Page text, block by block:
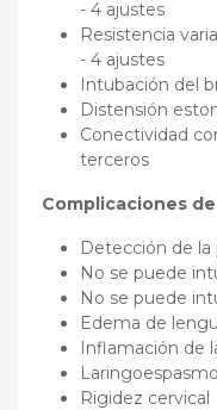
- 4 ajustes
Resistencia
- 4 ajustes
Intubación del
Distensión
Conectividad
terceros
Complicaciones
Detección de la
No se puede
No se puede
Edema de
Inflamación de
Laringoespasmo
Rigidez cervical